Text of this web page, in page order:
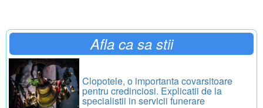
Afla ca sa stii
Clopotele, o importanta covarsitoare
pentru credinciosi. Explicatii de la
specialistii in servicii funerare